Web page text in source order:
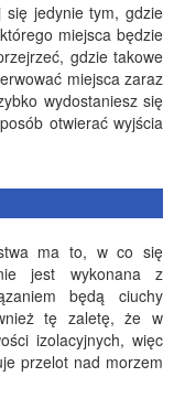
się jedynie tym, gdzie
miejsca będzie
gdzie takowe
miejsca zaraz
wydostaniesz się
otwierać wyjścia
ma to, w co się
jest wykonana z
będą ciuchy
tę zaletę, że w
izolacyjnych, więc
przelot nad morzem